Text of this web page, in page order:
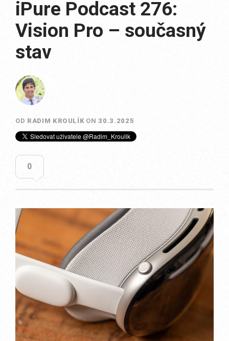
iPure Podcast 276:
Vision Pro – současný
stav
OD RADIM KROULÍK ON30.3.2025
0